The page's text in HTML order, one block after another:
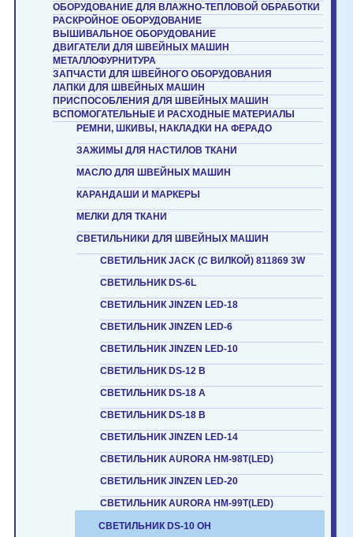
ОБОРУДОВАНИЕ ДЛЯ ВЛАЖНО-ТЕПЛОВОЙ ОБРАБОТКИ
РАСКРОЙНОЕ ОБОРУДОВАНИЕ
ВЫШИВАЛЬНОЕ ОБОРУДОВАНИЕ
ДВИГАТЕЛИ ДЛЯ ШВЕЙНЫХ МАШИН
МЕТАЛЛОФУРНИТУРА
ЗАПЧАСТИ ДЛЯ ШВЕЙНОГО ОБОРУДОВАНИЯ
ЛАПКИ ДЛЯ ШВЕЙНЫХ МАШИН
ПРИСПОСОБЛЕНИЯ ДЛЯ ШВЕЙНЫХ МАШИН
ВСПОМОГАТЕЛЬНЫЕ И РАСХОДНЫЕ МАТЕРИАЛЫ
РЕМНИ, ШКИВЫ, НАКЛАДКИ НА ФЕРАДО
ЗАЖИМЫ ДЛЯ НАСТИЛОВ ТКАНИ
МАСЛО ДЛЯ ШВЕЙНЫХ МАШИН
КАРАНДАШИ И МАРКЕРЫ
МЕЛКИ ДЛЯ ТКАНИ
СВЕТИЛЬНИКИ ДЛЯ ШВЕЙНЫХ МАШИН
СВЕТИЛЬНИК JACK (С ВИЛКОЙ) 811869 3W
СВЕТИЛЬНИК DS-6L
СВЕТИЛЬНИК JINZEN LED-18
СВЕТИЛЬНИК JINZEN LED-6
СВЕТИЛЬНИК JINZEN LED-10
СВЕТИЛЬНИК DS-12 B
СВЕТИЛЬНИК DS-18 A
СВЕТИЛЬНИК DS-18 B
СВЕТИЛЬНИК JINZEN LED-14
СВЕТИЛЬНИК AURORA HM-98T(LED)
СВЕТИЛЬНИК JINZEN LED-20
СВЕТИЛЬНИК AURORA HM-99T(LED)
СВЕТИЛЬНИК DS-10 OH